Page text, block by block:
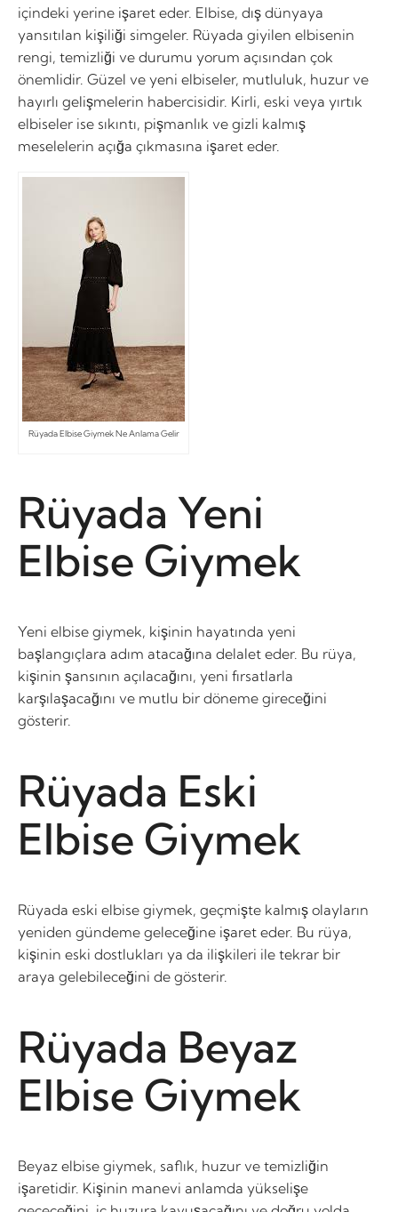
içindeki yerine işaret eder. Elbise, dış dünyaya
yansıtılan kişiliği simgeler. Rüyada giyilen elbisenin
rengi, temizliği ve durumu yorum açısından çok
önemlidir. Güzel ve yeni elbiseler, mutluluk, huzur ve
hayırlı gelişmelerin habercisidir. Kirli, eski veya yırtık
elbiseler ise sıkıntı, pişmanlık ve gizli kalmış
meselelerin açığa çıkmasına işaret eder.
Rüyada Elbise Giymek Ne Anlama Gelir
Rüyada Yeni
Elbise Giymek
Yeni elbise giymek, kişinin hayatında yeni
başlangıçlara adım atacağına delalet eder. Bu rüya,
kişinin şansının açılacağını, yeni fırsatlarla
karşılaşacağını ve mutlu bir döneme gireceğini
gösterir.
Rüyada Eski
Elbise Giymek
Rüyada eski elbise giymek, geçmişte kalmış olayların
yeniden gündeme geleceğine işaret eder. Bu rüya,
kişinin eski dostlukları ya da ilişkileri ile tekrar bir
araya gelebileceğini de gösterir.
Rüyada Beyaz
Elbise Giymek
Beyaz elbise giymek, saflık, huzur ve temizliğin
işaretidir. Kişinin manevi anlamda yükselişe